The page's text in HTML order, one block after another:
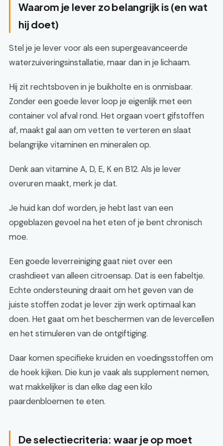
Waarom je lever zo belangrijk is (en wat
hij doet)
Stel je je lever voor als een supergeavanceerde
waterzuiveringsinstallatie, maar dan in je lichaam.
Hij zit rechtsboven in je buikholte en is onmisbaar.
Zonder een goede lever loop je eigenlijk met een
container vol afval rond. Het orgaan voert gifstoffen
af, maakt gal aan om vetten te verteren en slaat
belangrijke vitaminen en mineralen op.
Denk aan vitamine A, D, E, K en B12. Als je lever
overuren maakt, merk je dat.
Je huid kan dof worden, je hebt last van een
opgeblazen gevoel na het eten of je bent chronisch
moe.
Een goede leverreiniging gaat niet over een
crashdieet van alleen citroensap. Dat is een fabeltje.
Echte ondersteuning draait om het geven van de
juiste stoffen zodat je lever zijn werk optimaal kan
doen. Het gaat om het beschermen van de levercellen
en het stimuleren van de ontgiftiging.
Daar komen specifieke kruiden en voedingsstoffen om
de hoek kijken. Die kun je vaak als supplement nemen,
wat makkelijker is dan elke dag een kilo
paardenbloemen te eten.
De selectiecriteria: waar je op moet